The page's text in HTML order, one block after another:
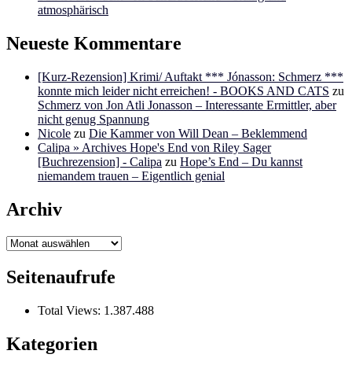
atmosphärisch
Neueste Kommentare
[Kurz-Rezension] Krimi/ Auftakt *** Jónasson: Schmerz ***
konnte mich leider nicht erreichen! - BOOKS AND CATS zu
Schmerz von Jon Atli Jonasson – Interessante Ermittler, aber
nicht genug Spannung
Nicole zu Die Kammer von Will Dean – Beklemmend
Calipa » Archives Hope's End von Riley Sager
[Buchrezension] - Calipa zu Hope’s End – Du kannst
niemandem trauen – Eigentlich genial
Archiv
Archiv
Seitenaufrufe
Total Views: 1.387.488
Kategorien